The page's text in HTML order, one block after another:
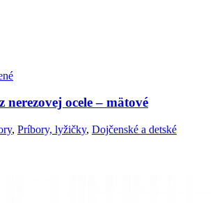
nerezovej ocele – mätové
, Príbory, lyžičky, Dojčenské a detské